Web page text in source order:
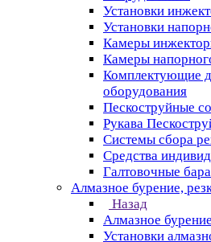
Установки
Установки
Камеры
Камеры
Комплектующие
оборудования
Пескоструйные
Рукава
Системы сбора
Средства
Галтовочные
Алмазное бурение,
Назад
Алмазное
Установки